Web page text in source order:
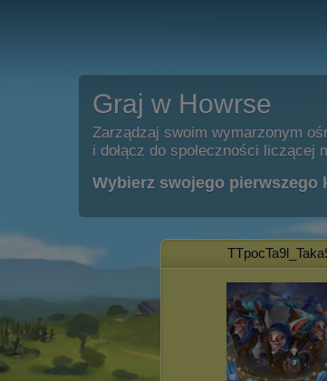
Graj w Howrse
Zarządzaj swoim wymarzonym
i dołącz do społeczności liczącej
Wybierz swojego pierwszego